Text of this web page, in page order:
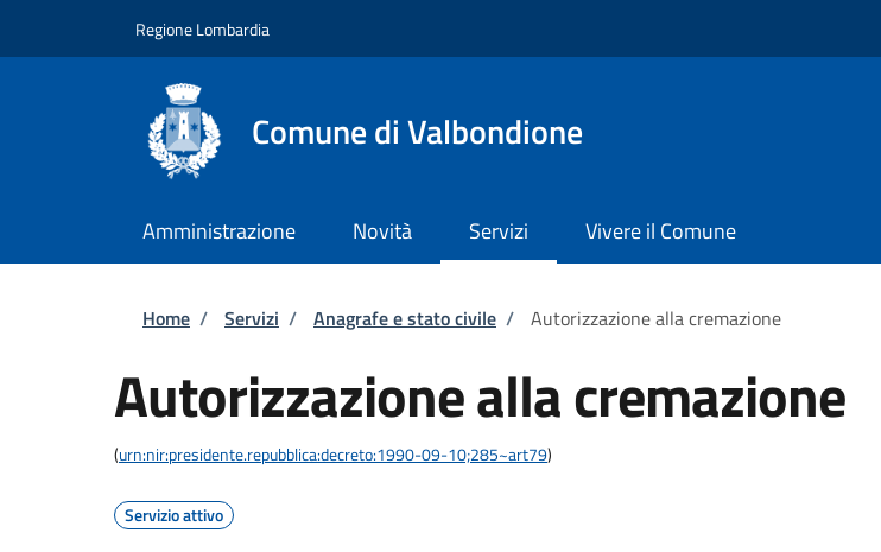
Regione Lombardia
Comune di Valbondione
Amministrazione Novità Servizi Vivere il Comune
Briciole di pane
Home / Servizi / Anagrafe e stato civile / Autorizzazione alla cremazione
Autorizzazione alla cremazione
(urn:nir:presidente.repubblica:decreto:1990-09-10;285~art79)
Servizio attivo